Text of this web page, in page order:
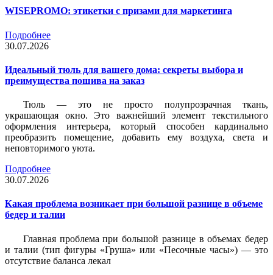
WISEPROMO: этикетки с призами для маркетинга
Подробнее
30.07.2026
Идеальный тюль для вашего дома: секреты выбора и
преимущества пошива на заказ
Тюль — это не просто полупрозрачная ткань,
украшающая окно. Это важнейший элемент текстильного
оформления интерьера, который способен кардинально
преобразить помещение, добавить ему воздуха, света и
неповторимого уюта.
Подробнее
30.07.2026
Какая проблема возникает при большой разнице в объеме
бедер и талии
Главная проблема при большой разнице в объемах бедер
и талии (тип фигуры «Груша» или «Песочные часы») — это
отсутствие баланса лекал